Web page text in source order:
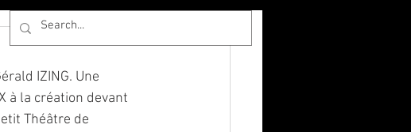
IZING. Une
à la création devant
Théâtre de